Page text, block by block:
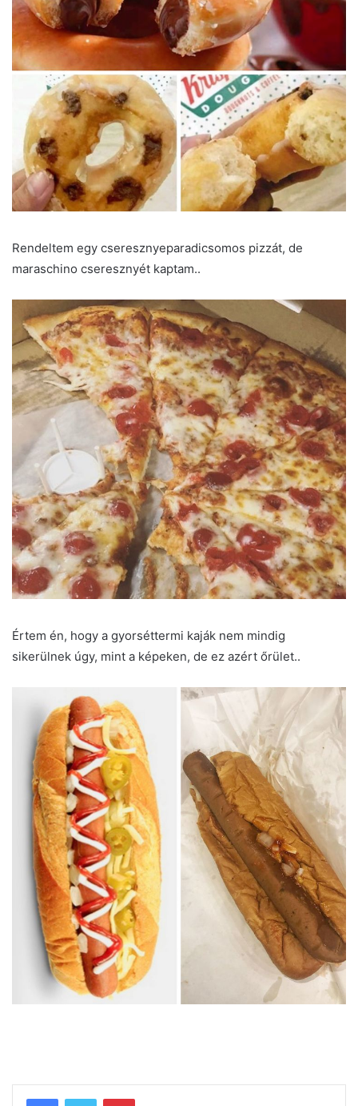
Rendeltem egy cseresznyeparadicsomos pizzát, de
maraschino cseresznyét kaptam..
Értem én, hogy a gyorséttermi kaják nem mindig
sikerülnek úgy, mint a képeken, de ez azért őrület..
Pinterest